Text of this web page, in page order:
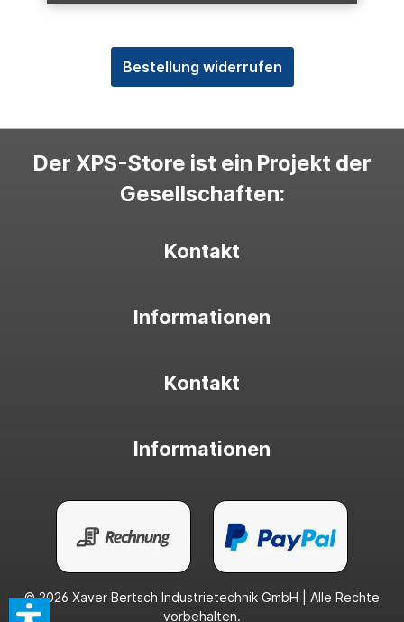
Bestellung widerrufen
Der XPS-Store ist ein Projekt der
Gesellschaften:
Kontakt
Informationen
Kontakt
Informationen
© 2026 Xaver Bertsch Industrietechnik GmbH | Alle Rechte
vorbehalten.